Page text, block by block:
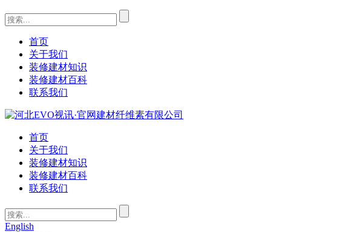
首页
关于我们
装修建材知识
装修建材百科
联系我们
首页
关于我们
装修建材知识
装修建材百科
联系我们
English